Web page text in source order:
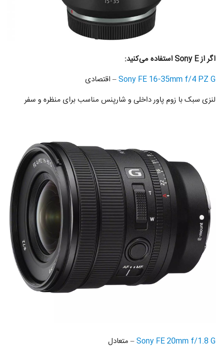
اگر از Sony E استفاده می‌کنید:
Sony FE 16-35mm f/4 PZ G– اقتصادی
لنزی سبک با زوم پاور داخلی و شارپنس مناسب برای منظره و سفر
Sony FE 20mm f/1.8 G– متعادل